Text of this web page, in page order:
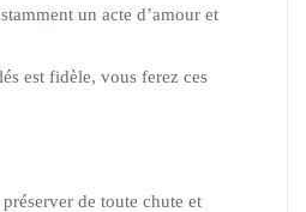
un acte d’amour et
est fidèle, vous ferez ces
de toute chute et